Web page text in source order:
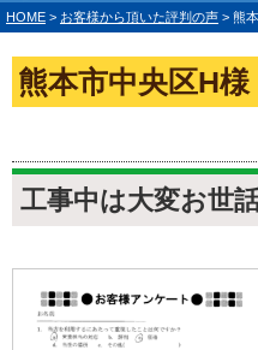
HOME > お客様から頂いた評判の声 > 熊
熊本市中央区H
工事中は大変お世